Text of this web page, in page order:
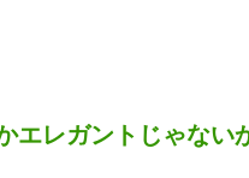
エレガントじゃない